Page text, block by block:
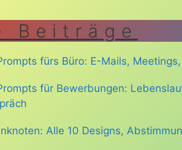
Beiträge
fürs Büro: E-Mails,
für Bewerbungen:
Alle 10 Designs,